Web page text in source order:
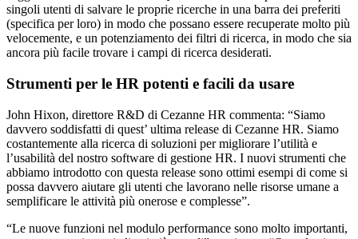
singoli utenti di salvare le proprie ricerche in una barra dei preferiti
(specifica per loro) in modo che possano essere recuperate molto più
velocemente, e un potenziamento dei filtri di ricerca, in modo che sia
ancora più facile trovare i campi di ricerca desiderati.
Strumenti per le HR potenti e facili da usare
John Hixon, direttore R&D di Cezanne HR commenta: “Siamo
davvero soddisfatti di quest’ ultima release di Cezanne HR. Siamo
costantemente alla ricerca di soluzioni per migliorare l’utilità e
l’usabilità del nostro software di gestione HR. I nuovi strumenti che
abbiamo introdotto con questa release sono ottimi esempi di come si
possa davvero aiutare gli utenti che lavorano nelle risorse umane a
semplificare le attività più onerose e complesse”.
“Le nuove funzioni nel modulo performance sono molto importanti,